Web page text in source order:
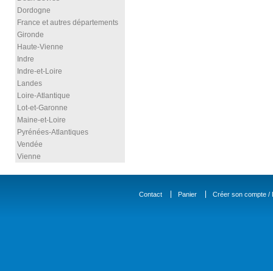
Dordogne
France et autres départements
Gironde
Haute-Vienne
Indre
Indre-et-Loire
Landes
Loire-Atlantique
Lot-et-Garonne
Maine-et-Loire
Pyrénées-Atlantiques
Vendée
Vienne
Contact Panier Créer son compte /